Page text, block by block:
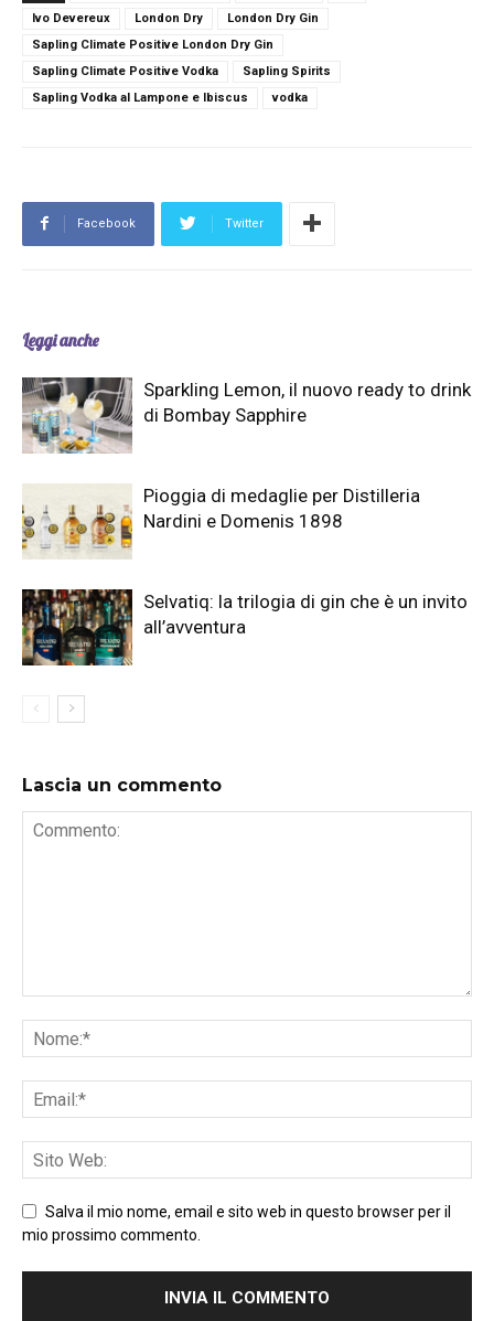
Ivo Devereux
London Dry
London Dry Gin
Sapling Climate Positive London Dry Gin
Sapling Climate Positive Vodka
Sapling Spirits
Sapling Vodka al Lampone e Ibiscus
vodka
Facebook Twitter
Leggi anche
Sparkling Lemon, il nuovo ready to drink
di Bombay Sapphire
Pioggia di medaglie per Distilleria
Nardini e Domenis 1898
Selvatiq: la trilogia di gin che è un invito
all’avventura
Lascia un commento
Salva il mio nome, email e sito web in questo browser per il
mio prossimo commento.